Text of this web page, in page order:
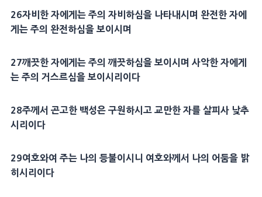
26자비 한 자에게는 주의 자비 하심을 나타내시며 완전한 자에
게는 주의 완전하심을 보이시며
27깨끗한 자에게는 주의 깨끗하심을 보이시며 사악한 자에게
는 주의 거스르심을 보이시리이다
28주께서 곤고한 백성은 구원 하시고 교만한 자를 살피사 낮추
시리이다
29여호와여 주는 나의 등불이시니 여호와께서 나의 어둠을 밝
히시리이다